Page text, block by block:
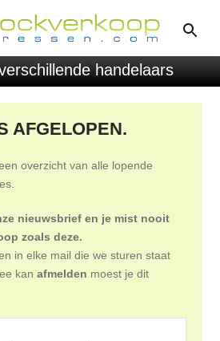
handelaars
AFGELOPEN.
overzicht van alle lopende
nieuwsbrief en je mist nooit
zoals deze.
in elke mail die we sturen staat
kanafmelden moest je dit